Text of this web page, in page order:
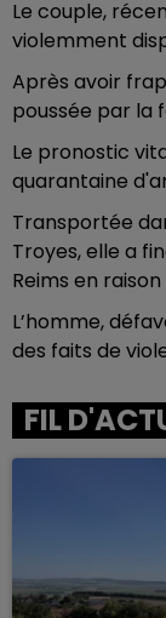
Le couple,
violemment
Après avoir
poussée par la
Le pronostic
quarantaine
Transportée
Troyes, elle a
Reims en
L’homme,
des faits de
FIL